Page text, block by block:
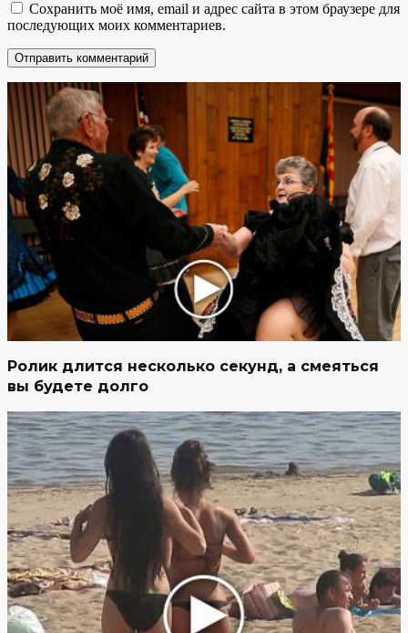
Сохранить моё имя, email и адрес сайта в этом браузере для
последующих моих комментариев.
Ролик длится несколько секунд, а смеяться
вы будете долго